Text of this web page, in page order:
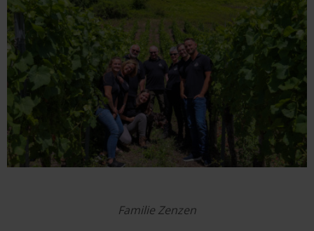
Familie Zenzen